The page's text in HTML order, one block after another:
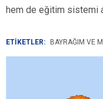
hem de eğitim sistemi
ETİKETLER: BAYRAĞIM VE